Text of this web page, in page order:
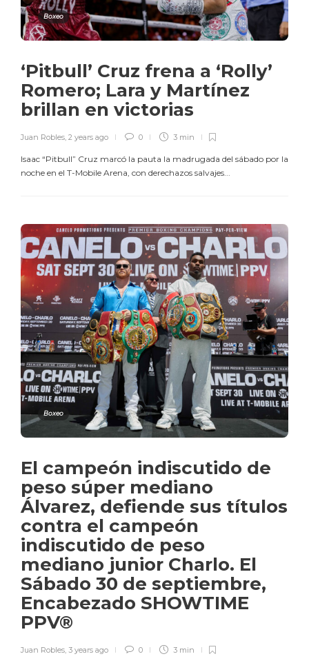
Boxeo
‘Pitbull’ Cruz frena a ‘Rolly’
Romero; Lara y Martínez
brillan en victorias
Juan Robles, 2 years ago 0 3 min
Isaac “Pitbull” Cruz marcó la pauta la madrugada del sábado por la
noche en el T-Mobile Arena, con derechazos salvajes...
Boxeo
El campeón indiscutido de
peso súper mediano
Álvarez, defiende sus títulos
contra el campeón
indiscutido de peso
mediano junior Charlo. El
Sábado 30 de septiembre,
Encabezado SHOWTIME
PPV®
Juan Robles, 3 years ago 0 3 min